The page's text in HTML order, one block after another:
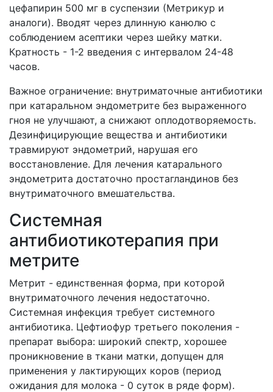
цефапирин 500 мг в суспензии (Метрикур и
аналоги). Вводят через длинную канюлю с
соблюдением асептики через шейку матки.
Кратность - 1-2 введения с интервалом 24-48
часов.
Важное ограничение: внутриматочные антибиотики
при катаральном эндометрите без выраженного
гноя не улучшают, а снижают оплодотворяемость.
Дезинфицирующие вещества и антибиотики
травмируют эндометрий, нарушая его
восстановление. Для лечения катарального
эндометрита достаточно простагландинов без
внутриматочного вмешательства.
Системная
антибиотикотерапия при
метрите
Метрит - единственная форма, при которой
внутриматочного лечения недостаточно.
Системная инфекция требует системного
антибиотика. Цефтиофур третьего поколения -
препарат выбора: широкий спектр, хорошее
проникновение в ткани матки, допущен для
применения у лактирующих коров (период
ожидания для молока - 0 суток в ряде форм).